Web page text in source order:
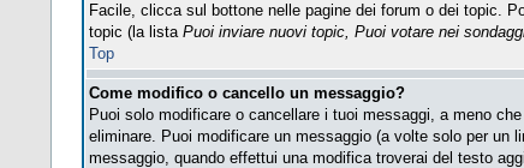
Facile, clicca sul bottone nelle pagine dei forum o dei topic.
topic (la lista Puoi inviare nuovi topic, Puoi votare nei
Top
Come modifico o cancello un messaggio?
Puoi solo modificare o cancellare i tuoi messaggi, a meno
eliminare. Puoi modificare un messaggio (a volte solo per un
messaggio, quando effettui una modifica troverai del testo